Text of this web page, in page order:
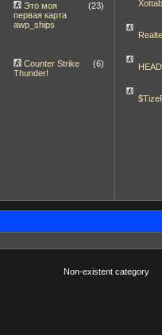
Это моя
первая карта
awp_ships
(23)
Counter Strike
Thunder!
(6)
Non-existent category